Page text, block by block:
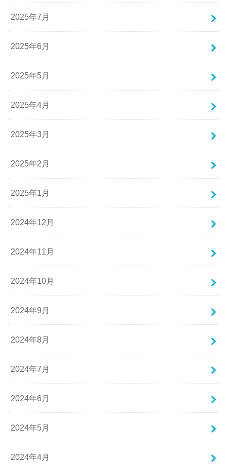
2025年7月
2025年6月
2025年5月
2025年4月
2025年3月
2025年2月
2025年1月
2024年12月
2024年11月
2024年10月
2024年9月
2024年8月
2024年7月
2024年6月
2024年5月
2024年4月